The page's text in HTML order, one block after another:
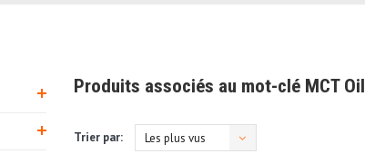
Produits associés au mot-clé MCT Oil
Trier par: Les plus vus